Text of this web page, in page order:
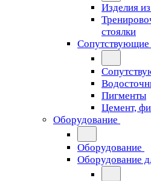
Изделия
стоялки
Сопутствующие
Пигменты
Цемент,
Оборудование
Оборудование
Оборудование